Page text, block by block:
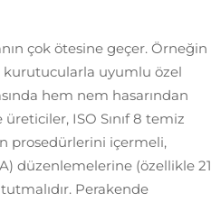
çok ötesine geçer. Örneğin
uyumlu özel
hem nem hasarından
ISO Sınıf 8 temiz
prosedürlerini içermeli,
düzenlemelerine (özellikle 21
tutmalıdır. Perakende